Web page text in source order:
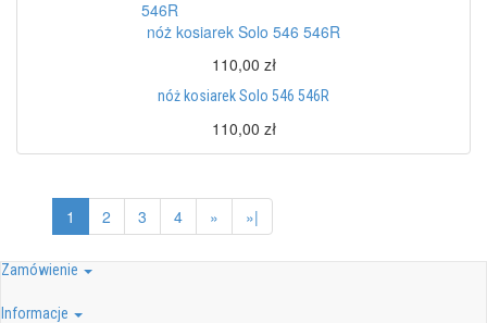
nóż kosiarek Solo 546 546R
110,00 zł
nóż kosiarek Solo 546 546R
110,00 zł
1 2 3 4 » »|
Zamówienie
Informacje